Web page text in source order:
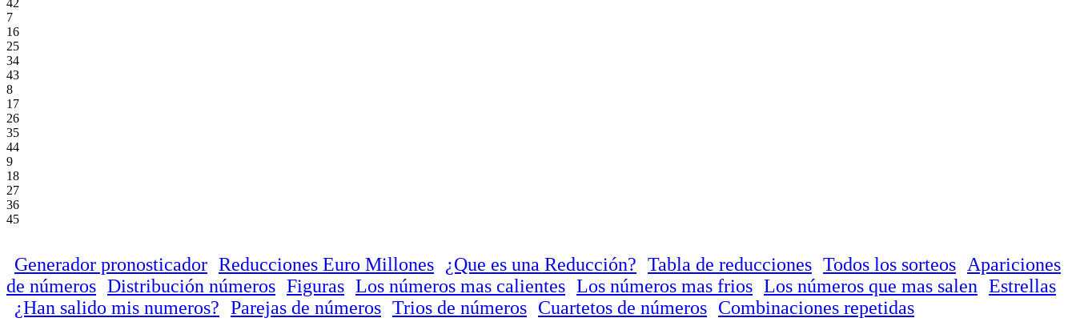
7
16
25
34
43
8
17
26
35
44
9
18
27
36
45
Generador pronosticador Reducciones Euro Millones ¿Que es una Reducción? Tabla de reducciones Todos los sorteos
Apariciones
de números Distribución números Figuras Los números mas calientes Los números mas frios Los números que mas salen Estrellas
¿Han salido mis numeros? Parejas de números Trios de números Cuartetos de números Combinaciones repetidas